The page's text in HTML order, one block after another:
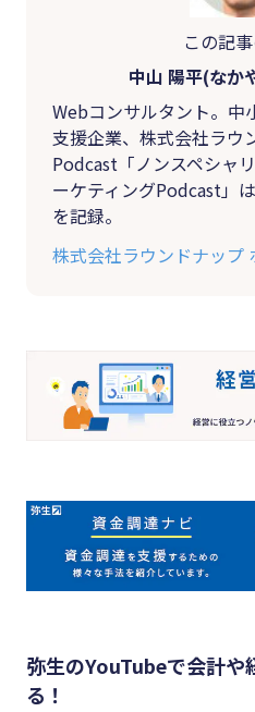
この記
中山 陽平(なか
Webコンサルタント。中
支援企業、株式会社ラウ
Podcast「ノンスペシャ
ーケティングPodcast」
を記録。
株式会社ラウンドナップ
弥生のYouTubeで会計や
る！